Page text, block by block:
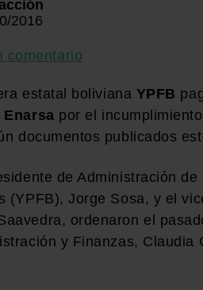
2016
comentario
estatal boliviana YPFB
Enarsa por el
documentos publicados
de Administración
(YPFB), Jorge Sosa, y el
ordenaron el
y Finanzas,